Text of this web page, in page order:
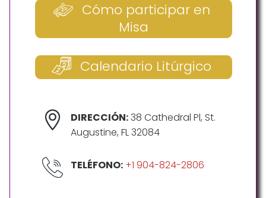
Cómo participar en
Misa
Calendario Litúrgico
DIRECCIÓN:38 Cathedral Pl, St.
Augustine, FL 32084
TELÉFONO: +1 904-824-2806